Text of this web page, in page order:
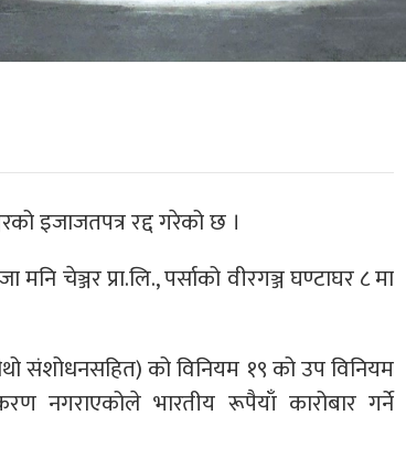
इजाजतपत्र रद्द गरेको छ ।
मनि चेञ्जर प्रा.लि., पर्साको वीरगञ्ज घण्टाघर ८ मा
संशोधनसहित) को विनियम १९ को उप विनियम
नगराएकोले भारतीय रूपैयाँ कारोबार गर्ने